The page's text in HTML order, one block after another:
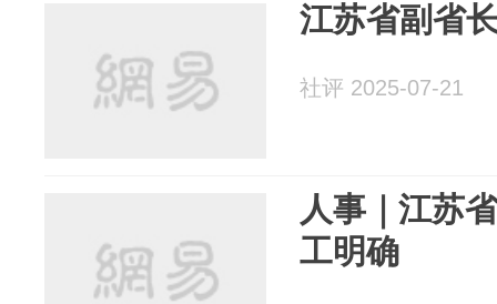
江苏省副省
社评 2025-07-21
人事｜江苏
工明确